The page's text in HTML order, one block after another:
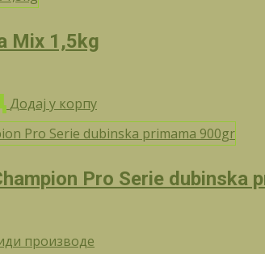
Mix 1,5kg
Додај у корпу
Pro Serie dubinska
производе